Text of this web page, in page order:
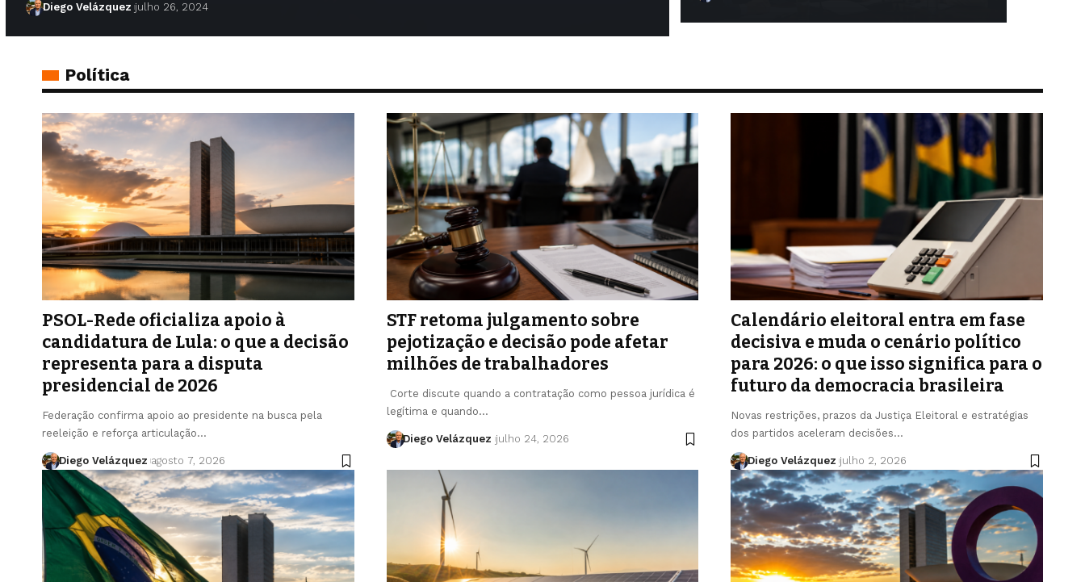
Diego Velázquez julho 26, 2024
Política
PSOL-Rede oficializa apoio à
candidatura de Lula: o que a decisão
representa para a disputa
presidencial de 2026
Federação confirma apoio ao presidente na busca pela
reeleição e reforça articulação…
Diego Velázquez agosto 7, 2026
STF retoma julgamento sobre
pejotização e decisão pode afetar
milhões de trabalhadores
Corte discute quando a contratação como pessoa jurídica é
legítima e quando…
Diego Velázquez julho 24, 2026
Calendário eleitoral entra em fase
decisiva e muda o cenário político
para 2026: o que isso significa para o
futuro da democracia brasileira
Novas restrições, prazos da Justiça Eleitoral e estratégias
dos partidos aceleram decisões…
Diego Velázquez julho 2, 2026